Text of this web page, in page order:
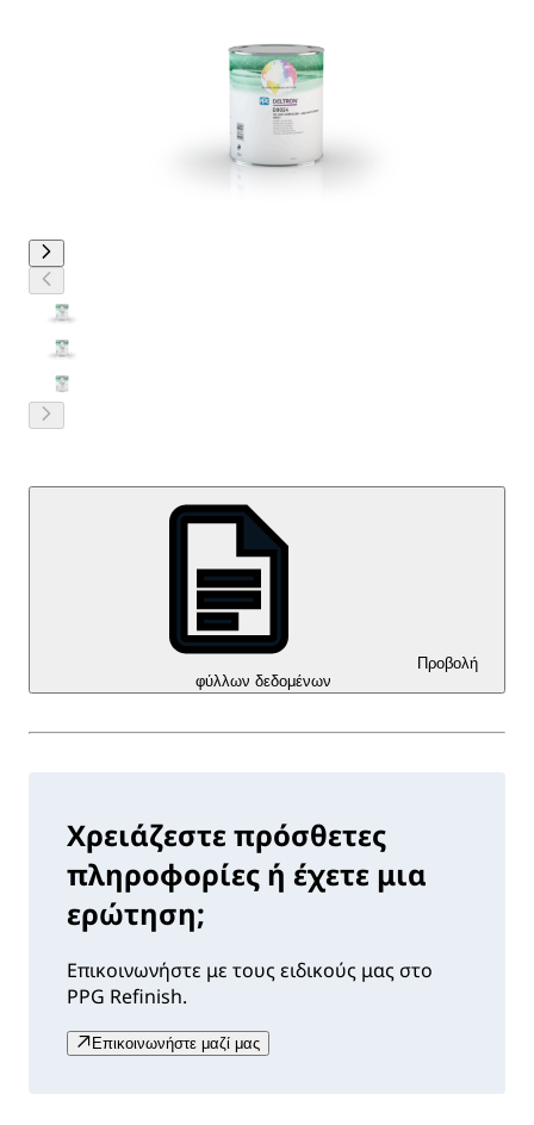
Προβολή
φύλλων δεδομένων
Χρειάζεστε πρόσθετες
πληροφορίες ή έχετε μια
ερώτηση;
Επικοινωνήστε με τους ειδικούς μας στο
PPG Refinish.
Επικοινωνήστε μαζί μας